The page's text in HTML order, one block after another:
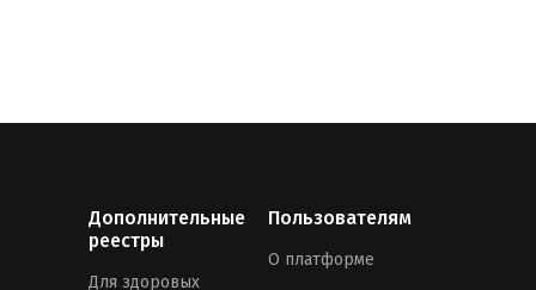
Дополнительные
реестры
Для здоровых
Пользователям
О платформе